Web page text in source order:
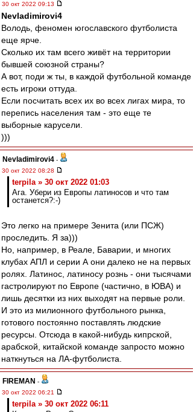
30 окт 2022 09:13
Nevladimirovi4
Володь, феномен югославского футболиста
еще ярче.
Сколько их там всего живёт на территории
бывшей союзной страны?
А вот, поди ж ты, в каждой футбольной команде
есть игроки оттуда.
Если посчитать всех их во всех лигах мира, то
перепись населения там - это еще те
выборные карусели.
)))
Nevladimirovi4 -
30 окт 2022 08:28
terpila » 30 окт 2022 01:03
Ага. Убери из Европы латиносов и что там
останется?:-)
Это легко на примере Зенита (или ПСЖ)
проследить. Я за)))
Но, например, в Реале, Баварии, и многих
клубах АПЛ и серии А они далеко не на первых
ролях. Латинос, латиносу рознь - они тысячами
гастролируют по Европе (частично, в ЮВА) и
лишь десятки из них выходят на первые роли.
И это из милионного футбольного рынка,
готового постоянно поставлять людские
ресурсы. Отсюда в какой-нибудь кипрской,
арабской, китайской команде запросто можно
наткнуться на ЛА-футболиста.
FIREMAN -
30 окт 2022 06:21
terpila » 30 окт 2022 06:11